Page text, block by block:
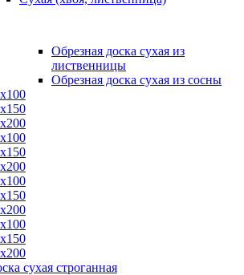
Обрезная доска сухая из
лиственницы
Обрезная доска сухая из сосны
сухая строганная